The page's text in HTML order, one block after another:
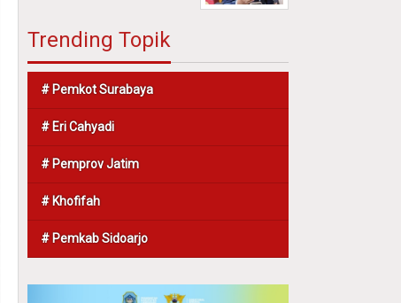
Trending Topik
# Pemkot Surabaya
# Eri Cahyadi
# Pemprov Jatim
# Khofifah
# Pemkab Sidoarjo